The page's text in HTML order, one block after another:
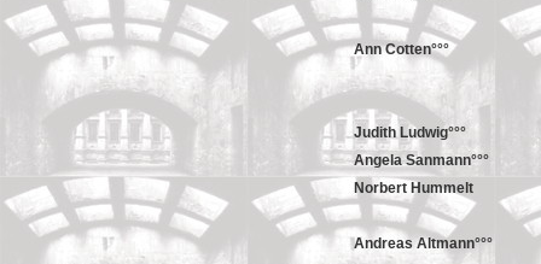
Ann Cotten°°°
Judith Ludwig°°°
Angela Sanmann°°°
Norbert Hummelt
Andreas Altmann°°°